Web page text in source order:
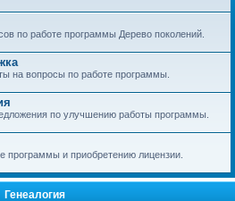
по работе программы Дерево поколений.
на вопросы по работе программы.
по улучшению работы программы.
программы и приобретению лицензии.
Генеалогия